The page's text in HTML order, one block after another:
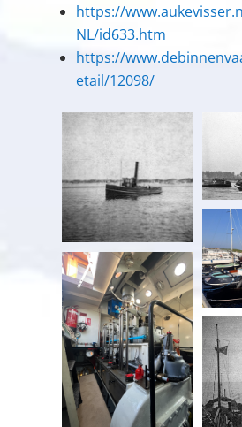
https://
NL/id633.htm
https://
etail/12098/